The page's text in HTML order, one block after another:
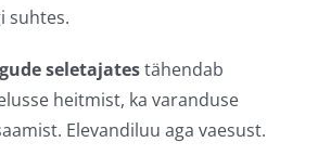
suhtes.
seletajatestähendab
heitmist, ka varanduse
Elevandiluu aga vaesust.